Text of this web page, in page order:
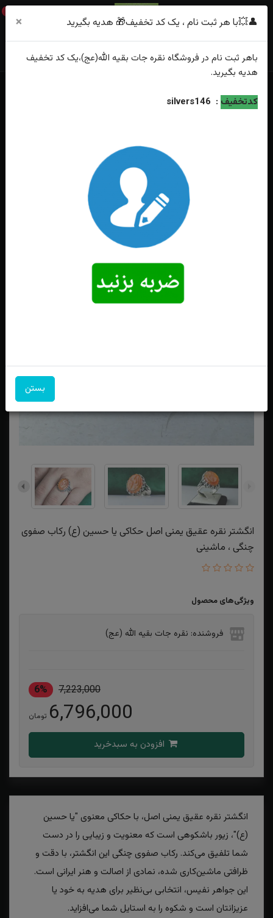
0
خانه
فهرست محصولات
انگشتر نقره عقیق یمنی اصل حکاکی یا حسین (ع) رکاب صفوی چنگی ، ماشینی
انگشتر نقره عقیق یمنی اصل حکاکی یا حسین (ع) رکاب صفوی
چنگی ، ماشینی
ویژگی‌های محصول
فروشنده: نقره جات بقیه الله (عج)
7,223,000
6%
6,796,000 تومان
انگشتر نقره عقیق یمنی اصل، با حکاکی معنوی "یا حسین
(ع)"، زیور باشکوهی است که معنویت و زیبایی را در دست
شما تلفیق می‌کند. رکاب صفوی چنگی این انگشتر، با دقت و
ظرافتی ماشین‌کاری شده، نمادی از اصالت و هنر ایرانی است.
این جواهر نفیس، انتخابی بی‌نظیر برای هدیه به خود یا
عزیزانتان است و شکوه را به استایل شما می‌افزاید.
👤💥با هر ثبت نام ، یک کد تخفیف🎁 هدیه بگیرید ×
باهر ثبت نام در فروشگاه نقره جات بقیه الله(عج)،یک کد تخفیف
هدیه بگیرید.
کدتخفیف :
silvers146
بستن